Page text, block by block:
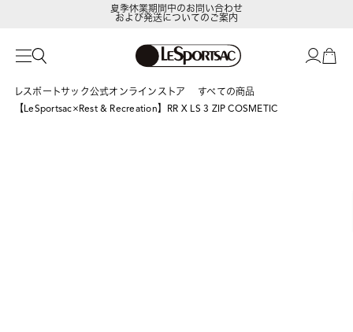
LeSportsac Member's Club
および発送についてのご案内
レスポートサック公式オンラインストア
すべての商品
【LeSportsac×Rest & Recreation】RR X LS 3 ZIP COSMETIC